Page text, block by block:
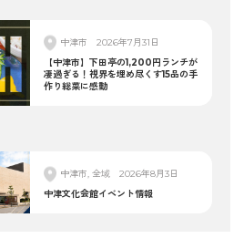
中津市
2026年7月31日
【中津市】下田亭の1,200円ランチが
凄過ぎる！視界を埋め尽くす15品の手
作り総菜に感動
中津市, 全域
2026年8月3日
中津文化会館イベント情報